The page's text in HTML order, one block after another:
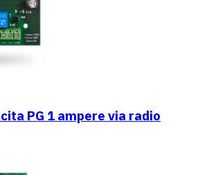
PG 1 ampere via radio